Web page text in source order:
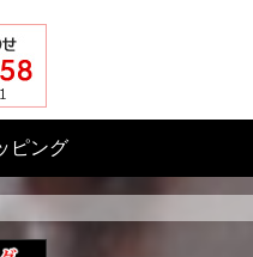
ピング